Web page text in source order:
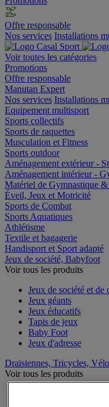
Offre responsable
Nos services Installations
Voir toutes les catégories
Promotions
Offre responsable
Manutan Expert
Nos services Installations
Equipement multisport
Sports collectifs
Sports de raquettes
Musculation et Fitness
Sports outdoor
Aménagement extérieur -
Aménagement intérieur -
Matériel de Gymnastique
Éveil, Jeux et Motricité
Sports de Combat
Sports Aquatiques
Athlétisme
Textile et bagagerie
Handisport et Sport adapté
Jeux de société, Babyfoot
Voir tous les produits
Jeux de société et de
Jeux géants
Jeux éducatifs
Tapis de jeux
Baby Foot
Jeux d'adresse
Draisiennes, Tricycles,
Voir tous les produits